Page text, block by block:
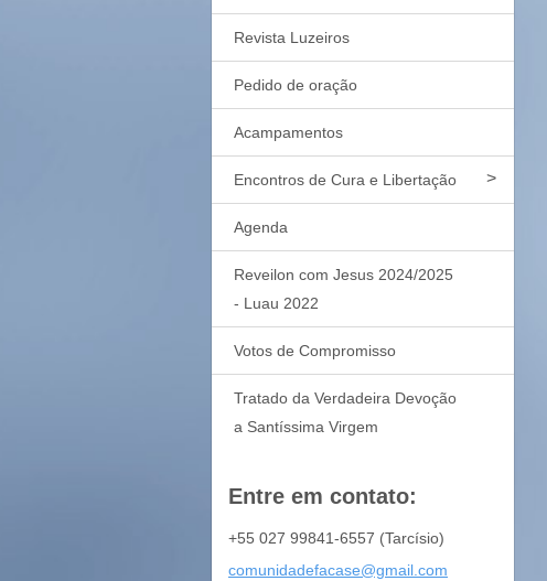
Revista Luzeiros
Pedido de oração
Acampamentos
Encontros de Cura e Libertação
Agenda
Reveilon com Jesus 2024/2025
- Luau 2022
Votos de Compromisso
Tratado da Verdadeira Devoção
a Santíssima Virgem
Entre em contato:
+55 027 99841-6557 (Tarcísio)
comunidadefacase@gmail.com